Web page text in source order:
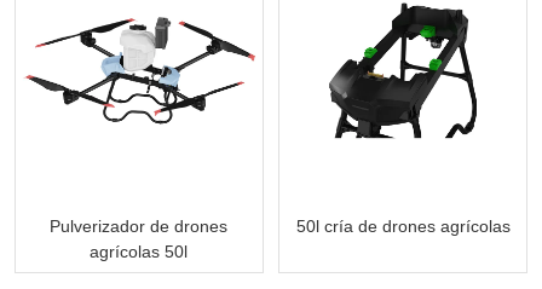
Pulverizador de drones
agrícolas 50l
50l cría de drones agrícolas